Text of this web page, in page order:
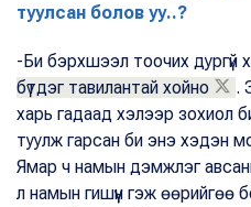
туулсан болов уу..?
-Би бэрхшээл тоочих дургүй
бүтдэг тавилантай хойно
.
харь гадаад хэлээр зохиол
туулж гарсан би энэ хэдэн
Ямар ч намын дэмжлэг
л намын гишүүн гэж өөрийгөө